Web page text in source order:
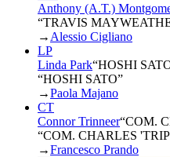
Anthony (A.T.)
“TRAVIS
→ Alessio Cigliano
LP
Linda Park“HOSHI
“HOSHI SATO”
→Paola Majano
CT
Connor Trinneer“COM.
“COM. CHARLES
→Francesco Prando